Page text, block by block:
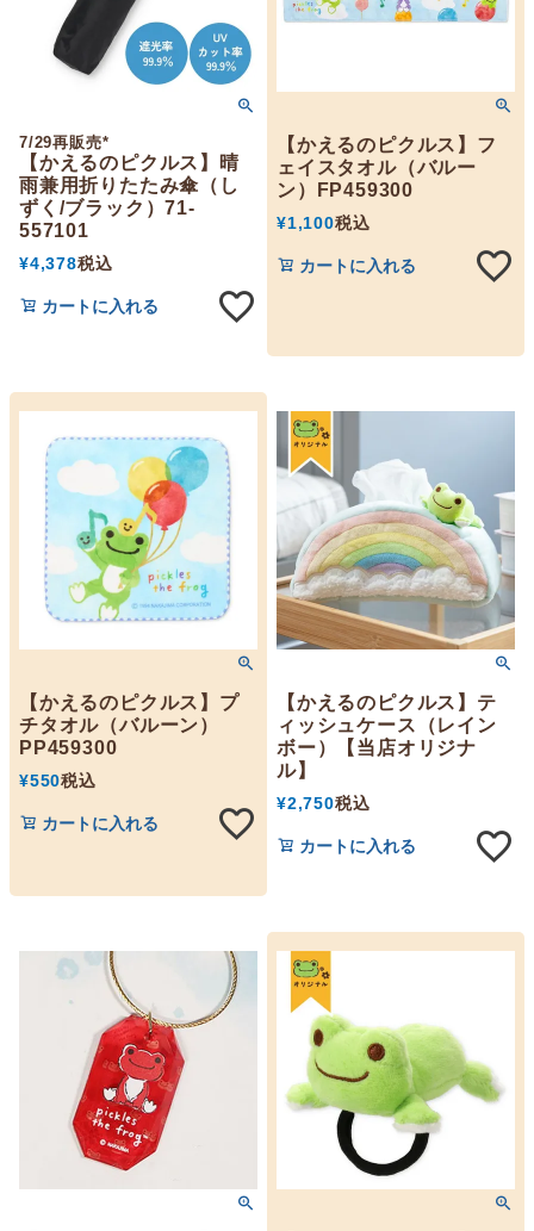
7/29再販売*
【かえるのピクルス】晴
雨兼用折りたたみ傘（し
ずく/ブラック）71-
557101
¥4,378税込
カートに入れる
【かえるのピクルス】フ
ェイスタオル（バルー
ン）FP459300
¥1,100税込
カートに入れる
【かえるのピクルス】プ
チタオル（バルーン）
PP459300
¥550税込
カートに入れる
【かえるのピクルス】テ
ィッシュケース（レイン
ボー）【当店オリジナ
ル】
¥2,750税込
カートに入れる